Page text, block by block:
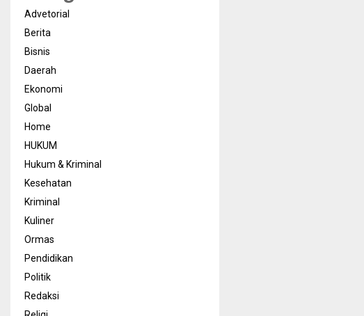
Advetorial
Berita
Bisnis
Daerah
Ekonomi
Global
Home
HUKUM
Hukum & Kriminal
Kesehatan
Kriminal
Kuliner
Ormas
Pendidikan
Politik
Redaksi